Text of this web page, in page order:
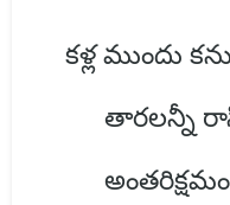
కళ్ల ముందు
తారలన్నీ